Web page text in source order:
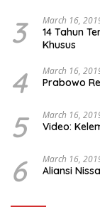
3 March 16,
14 Tahun
Khusus
4 March 16,
Prabowo
5 March 16,
Video:
6 March 16,
Aliansi